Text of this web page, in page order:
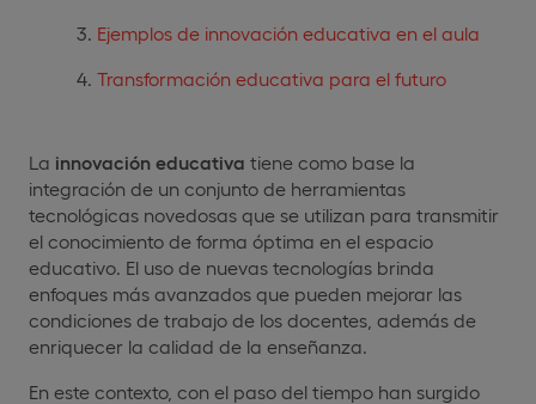
Ejemplos de innovación educativa en el aula
Transformación educativa para el futuro
La innovación educativa tiene como base la
integración de un conjunto de herramientas
tecnológicas novedosas que se utilizan para transmitir
el conocimiento de forma óptima en el espacio
educativo. El uso de nuevas tecnologías brinda
enfoques más avanzados que pueden mejorar las
condiciones de trabajo de los docentes, además de
enriquecer la calidad de la enseñanza.
En este contexto, con el paso del tiempo han surgido